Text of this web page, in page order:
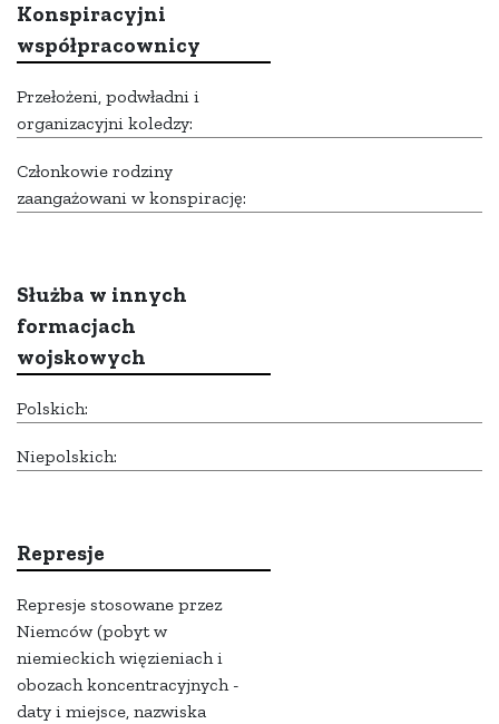
Konspiracyjni
współpracownicy
Przełożeni, podwładni i
organizacyjni koledzy:
Członkowie rodziny
zaangażowani w konspirację:
Służba w innych
formacjach
wojskowych
Polskich:
Niepolskich:
Represje
Represje stosowane przez
Niemców (pobyt w
niemieckich więzieniach i
obozach koncentracyjnych -
daty i miejsce, nazwiska